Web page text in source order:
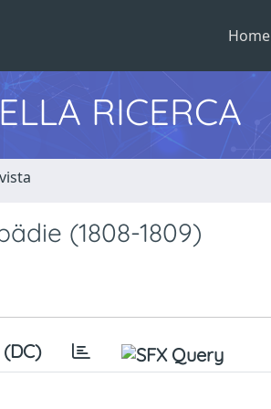
Home
RICERCA
(1808-1809)